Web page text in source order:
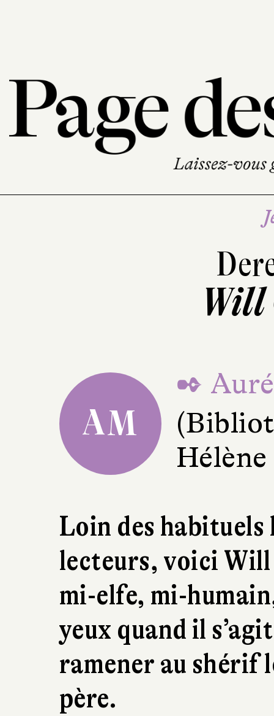
Will
AM
✒
Loin des habituels
lecteurs, voici Will
mi-elfe, mi-
yeux quand il
ramener au shérif
père.